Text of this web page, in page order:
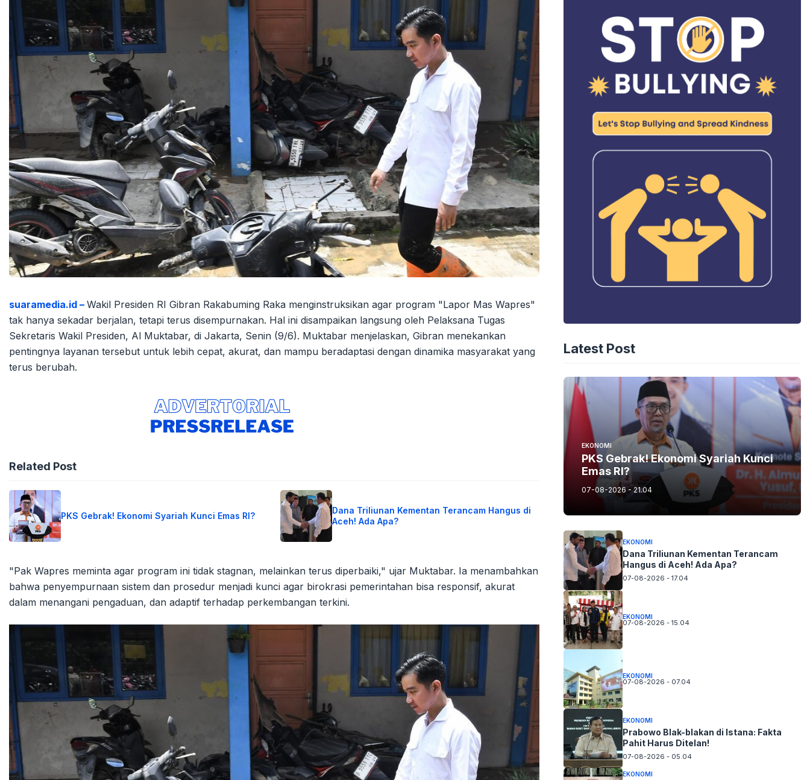
suaramedia.id – Wakil Presiden RI Gibran Rakabuming Raka menginstruksikan agar program "Lapor Mas Wapres"
tak hanya sekadar berjalan, tetapi terus disempurnakan. Hal ini disampaikan langsung oleh Pelaksana Tugas
Sekretaris Wakil Presiden, Al Muktabar, di Jakarta, Senin (9/6). Muktabar menjelaskan, Gibran menekankan
pentingnya layanan tersebut untuk lebih cepat, akurat, dan mampu beradaptasi dengan dinamika masyarakat yang
terus berubah.
Related Post
PKS Gebrak! Ekonomi Syariah Kunci Emas RI?
Dana Triliunan Kementan Terancam Hangus di
Aceh! Ada Apa?
"Pak Wapres meminta agar program ini tidak stagnan, melainkan terus diperbaiki," ujar Muktabar. Ia menambahkan
bahwa penyempurnaan sistem dan prosedur menjadi kunci agar birokrasi pemerintahan bisa responsif, akurat
dalam menangani pengaduan, dan adaptif terhadap perkembangan terkini.
Latest Post
EKONOMI
PKS Gebrak! Ekonomi Syariah Kunci
Emas RI?
07-08-2026 - 21.04
EKONOMI
Dana Triliunan Kementan Terancam
Hangus di Aceh! Ada Apa?
07-08-2026 - 17.04
EKONOMI
07-08-2026 - 15.04
EKONOMI
07-08-2026 - 07.04
EKONOMI
Prabowo Blak-blakan di Istana: Fakta
Pahit Harus Ditelan!
07-08-2026 - 05.04
EKONOMI